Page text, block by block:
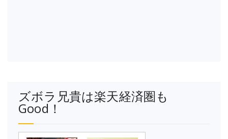
ズボラ兄貴は楽天経済圏も
Good！